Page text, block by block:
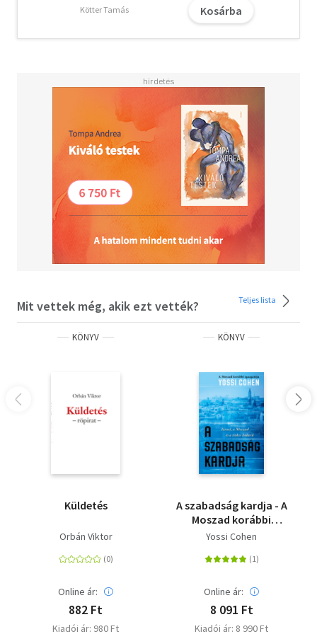
hagyományos konzervatív értékek megerősítését
Kötter Tamás Kosárba
Mit vettek még, akik ezt vették? Teljes lista
KÖNYV
Küldetés
Orbán Viktor
Online ár:
882 Ft
Kiadói ár: 980 Ft
KÖNYV
A szabadság kardja - A
Moszad korábbi
igazgatója - Izrael, a
háború
Yossi Cohen
Online ár:
8 091 Ft
Kiadói ár: 8 990 Ft